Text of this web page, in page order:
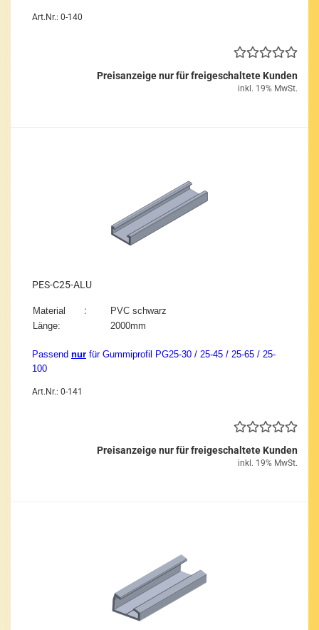
Art.Nr.: 0-140
Preisanzeige nur für freigeschaltete Kunden
inkl. 19% MwSt.
PES-​C25-​ALU
Ma­te­ri­al :
PVC schwarz
Länge:
2000mm
Pas­send nur für Gum­mi­pro­fil PG25-​30 / 25-45 / 25-65 / 25-​
100
Art.Nr.: 0-141
Preisanzeige nur für freigeschaltete Kunden
inkl. 19% MwSt.